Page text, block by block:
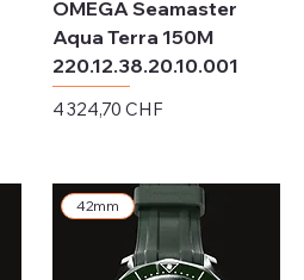
OMEGA Seamaster
Aqua Terra 150M
220.12.38.20.10.001
Prix
4 324,70 CHF
42mm